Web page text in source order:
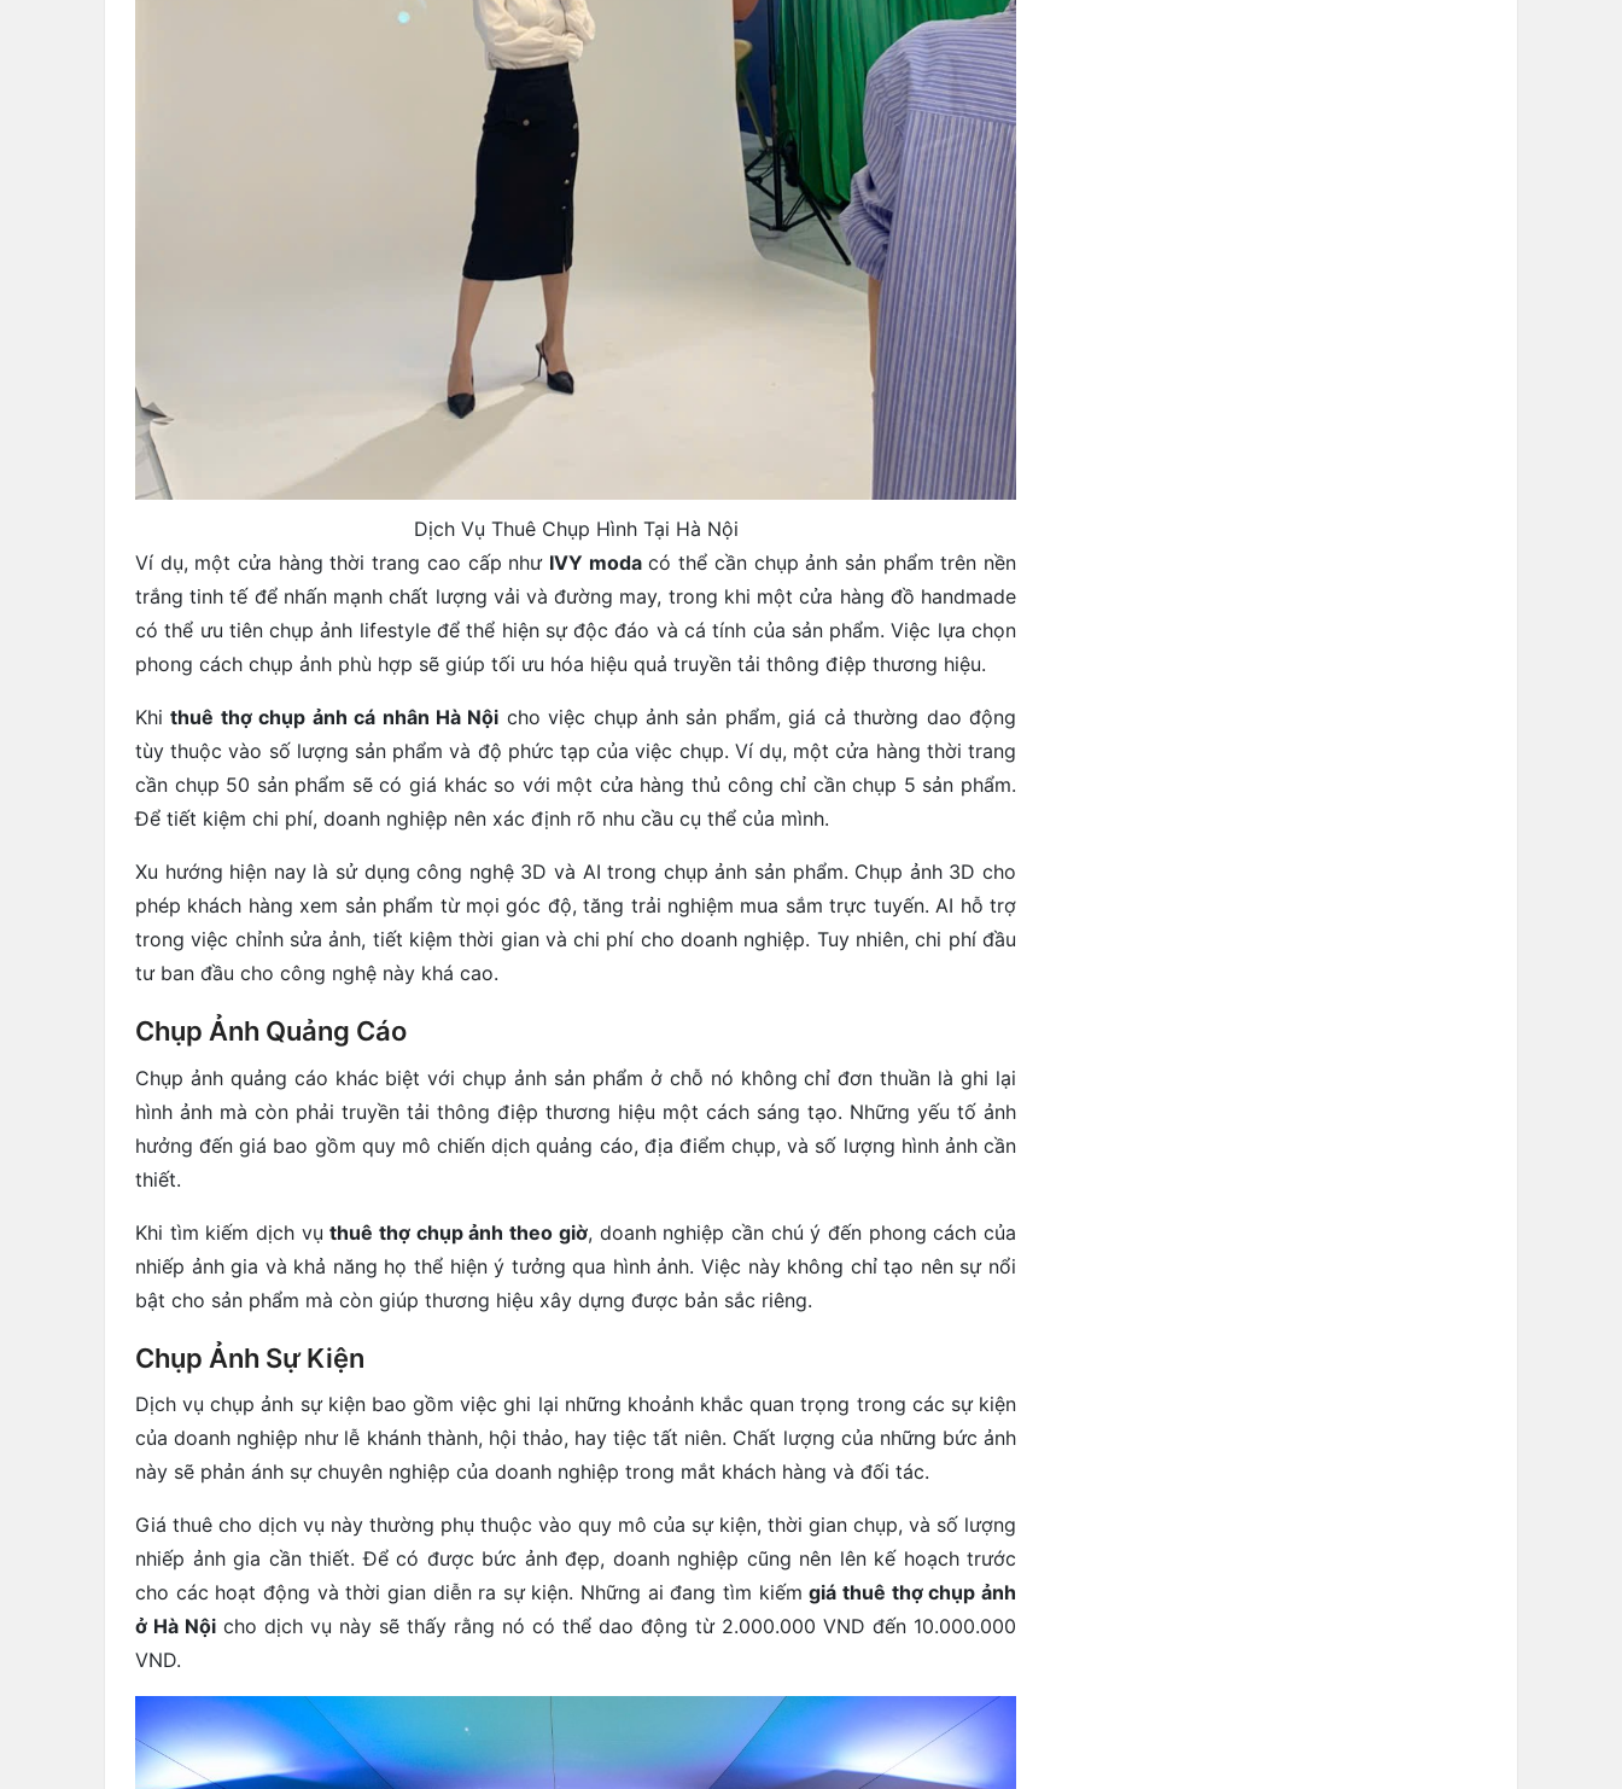
Dịch Vụ Thuê Chụp Hình Tại Hà Nội
Ví dụ, một cửa hàng thời trang cao cấp như IVY modacó thể cần chụp ảnh sản phẩm trên nền
trắng tinh tế để nhấn mạnh chất lượng vải và đường may, trong khi một cửa hàng đồ handmade
có thể ưu tiên chụp ảnh lifestyle để thể hiện sự độc đáo và cá tính của sản phẩm. Việc lựa chọn
phong cách chụp ảnh phù hợp sẽ giúp tối ưu hóa hiệu quả truyền tải thông điệp thương hiệu.
Khithuê thợ chụp ảnh cá nhân Hà Nội cho việc chụp ảnh sản phẩm, giá cả thường dao động
tùy thuộc vào số lượng sản phẩm và độ phức tạp của việc chụp. Ví dụ, một cửa hàng thời trang
cần chụp 50 sản phẩm sẽ có giá khác so với một cửa hàng thủ công chỉ cần chụp 5 sản phẩm.
Để tiết kiệm chi phí, doanh nghiệp nên xác định rõ nhu cầu cụ thể của mình.
Xu hướng hiện nay là sử dụng công nghệ 3D và AI trong chụp ảnh sản phẩm. Chụp ảnh 3D cho
phép khách hàng xem sản phẩm từ mọi góc độ, tăng trải nghiệm mua sắm trực tuyến. AI hỗ trợ
trong việc chỉnh sửa ảnh, tiết kiệm thời gian và chi phí cho doanh nghiệp. Tuy nhiên, chi phí đầu
tư ban đầu cho công nghệ này khá cao.
Chụp Ảnh Quảng Cáo
Chụp ảnh quảng cáo khác biệt với chụp ảnh sản phẩm ở chỗ nó không chỉ đơn thuần là ghi lại
hình ảnh mà còn phải truyền tải thông điệp thương hiệu một cách sáng tạo. Những yếu tố ảnh
hưởng đến giá bao gồm quy mô chiến dịch quảng cáo, địa điểm chụp, và số lượng hình ảnh cần
thiết.
Khi tìm kiếm dịch vụthuê thợ chụp ảnh theo giờ, doanh nghiệp cần chú ý đến phong cách của
nhiếp ảnh gia và khả năng họ thể hiện ý tưởng qua hình ảnh. Việc này không chỉ tạo nên sự nổi
bật cho sản phẩm mà còn giúp thương hiệu xây dựng được bản sắc riêng.
Chụp Ảnh Sự Kiện
Dịch vụ chụp ảnh sự kiện bao gồm việc ghi lại những khoảnh khắc quan trọng trong các sự kiện
của doanh nghiệp như lễ khánh thành, hội thảo, hay tiệc tất niên. Chất lượng của những bức ảnh
này sẽ phản ánh sự chuyên nghiệp của doanh nghiệp trong mắt khách hàng và đối tác.
Giá thuê cho dịch vụ này thường phụ thuộc vào quy mô của sự kiện, thời gian chụp, và số lượng
nhiếp ảnh gia cần thiết. Để có được bức ảnh đẹp, doanh nghiệp cũng nên lên kế hoạch trước
cho các hoạt động và thời gian diễn ra sự kiện. Những ai đang tìm kiếmgiá thuê thợ chụp ảnh
ở Hà Nội cho dịch vụ này sẽ thấy rằng nó có thể dao động từ 2.000.000 VND đến 10.000.000
VND.